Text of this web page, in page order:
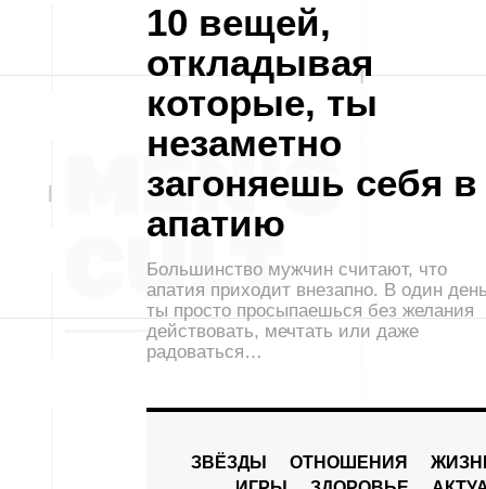
10 вещей,
откладывая
которые, ты
незаметно
загоняешь себя в
апатию
Большинство мужчин считают, что
апатия приходит внезапно. В один
ты просто просыпаешься без желания
действовать, мечтать или даже
радоваться…
ЗВЁЗДЫ ОТНОШЕНИЯ